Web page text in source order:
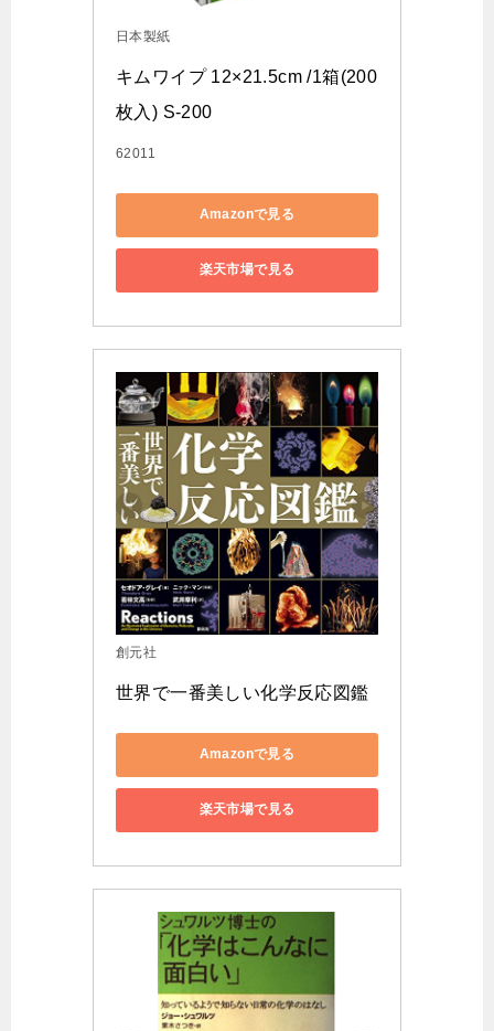
日本製紙
キムワイプ 12×21.5cm /1箱(200
枚入) S-200
62011
Amazonで見る
楽天市場で見る
創元社
世界で一番美しい化学反応図鑑
Amazonで見る
楽天市場で見る